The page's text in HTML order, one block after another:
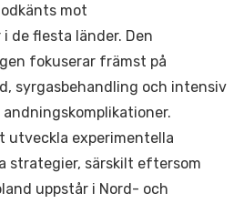
mot
de flesta länder. Den
fokuserar främst på
syrgasbehandling och intensiv
utveckla experimentella
strategier, särskilt eftersom
uppstår i Nord- och